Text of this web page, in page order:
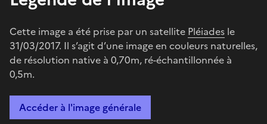
Cette image a été prise par un satellite Pléiades le
31/03/2017. Il s’agit d’une image en couleurs naturelles,
de résolution native à 0,70m, ré-échantillonnée à
0,5m.
Accéder à l'image générale